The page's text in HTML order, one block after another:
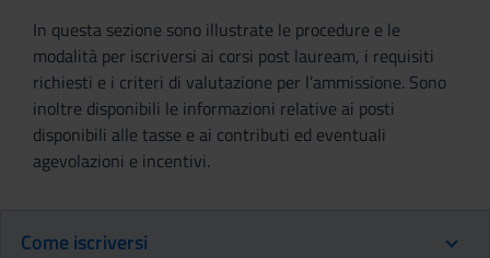
In questa sezione sono illustrate le procedure e le
modalità per iscriversi ai corsi post lauream, i requisiti
richiesti e i criteri di valutazione per l’ammissione. Sono
inoltre disponibili le informazioni relative ai posti
disponibili alle tasse e ai contributi ed eventuali
agevolazioni e incentivi.
Come iscriversi